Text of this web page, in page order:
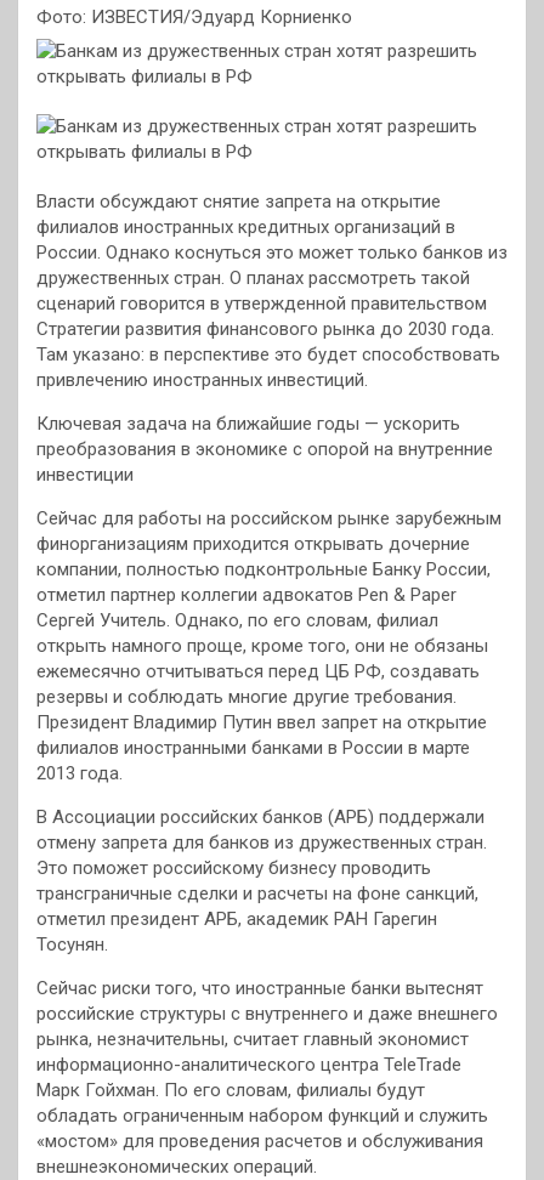
Фото: ИЗВЕСТИЯ/Эдуард Корниенко
Власти обсуждают снятие запрета на открытие
филиалов иностранных кредитных организаций в
России. Однако коснуться это может только банков из
дружественных стран. О планах рассмотреть такой
сценарий говорится в утвержденной правительством
Стратегии развития финансового рынка до 2030 года.
Там указано: в перспективе это будет способствовать
привлечению иностранных инвестиций.
Ключевая задача на ближайшие годы — ускорить
преобразования в экономике с опорой на внутренние
инвестиции
Сейчас для работы на российском рынке зарубежным
финорганизациям приходится открывать дочерние
компании, полностью подконтрольные Банку России,
отметил партнер коллегии адвокатов Pen & Paper
Сергей Учитель. Однако, по его словам, филиал
открыть намного проще, кроме того, они не обязаны
ежемесячно отчитываться перед ЦБ РФ, создавать
резервы и соблюдать многие другие требования.
Президент Владимир Путин ввел запрет на открытие
филиалов иностранными банками в России в марте
2013 года.
В Ассоциации российских банков (АРБ) поддержали
отмену запрета для банков из дружественных стран.
Это поможет российскому бизнесу проводить
трансграничные сделки и расчеты на фоне санкций,
отметил президент АРБ, академик РАН Гарегин
Тосунян.
Сейчас риски того, что иностранные банки вытеснят
российские структуры с внутреннего и даже внешнего
рынка, незначительны, считает главный экономист
информационно-аналитического центра TeleTrade
Марк Гойхман. По его словам, филиалы будут
обладать ограниченным набором функций и служить
«мостом» для проведения расчетов и обслуживания
внешнеэкономических операций.